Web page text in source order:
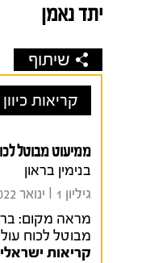
יתד נאמן
שיתוף
קריאות כיוון
ממיעוט מבוטל
בנימין בראון
גיליון 1 I ינואר 2022
מראה מקום:
מבוטל לכוח
קריאות